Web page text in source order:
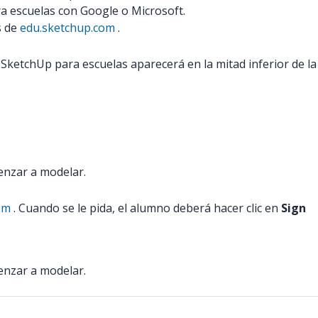
escuelas con Google o Microsoft.
de edu.sketchup.com .
para escuelas aparecerá en la mitad inferior de la
a modelar.
. Cuando se le pida, el alumno deberá hacer clic en Sign
a modelar.